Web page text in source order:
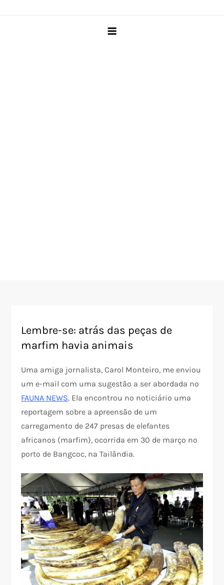
Lembre-se: atrás das peças de
marfim havia animais
Uma amiga jornalista, Carol Monteiro, me enviou
um e-mail com uma sugestão a ser abordada no
FAUNA NEWS. Ela encontrou no noticiário uma
reportagem sobre a apreensão de um
carregamento de 247 presas de elefantes
africanos (marfim), ocorrida em 30 de março no
porto de Bangcoc, na Tailândia.